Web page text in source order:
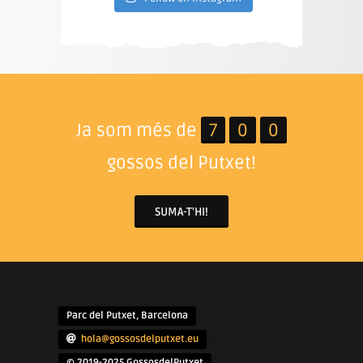
Ja som més de 7 0
0
gossos del Putxet!
SUMA-T'HI!
Parc del Putxet, Barcelona
hola@gossosdelputxet.eu